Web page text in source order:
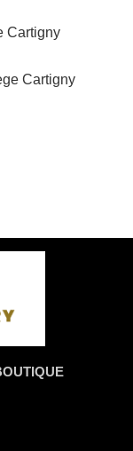
Cartigny
Cartigny